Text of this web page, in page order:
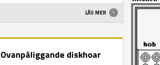
LÄS MER
Ovanpåliggande diskhoar